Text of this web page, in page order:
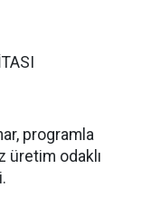
programla
üretim odaklı